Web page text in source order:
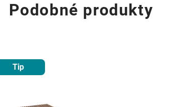
Podobné produkty
Tip